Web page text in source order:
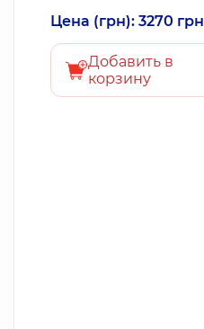
Цена (грн): 3270 грн
Добавить в
корзину